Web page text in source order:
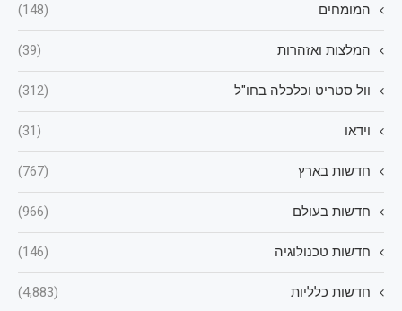
המומחים (148)
המלצות ואזהרות (39)
וול סטריט וכלכלה בחו"ל (312)
וידאו (31)
חדשות בארץ (767)
חדשות בעולם (966)
חדשות טכנולוגיה (146)
חדשות כלליות (4,883)